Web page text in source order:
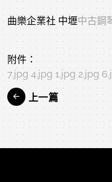
曲樂企業社 中壢中古鋼
附件：
7.jpg 4.jpg 1.jpg 2.jpg
上一篇